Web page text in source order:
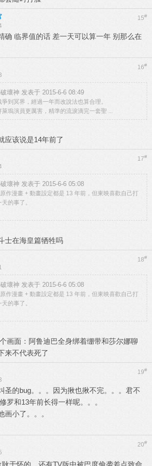
15#
确 临界值的话 差一天可以算一年 别那么在
16#
壞神 发表于 2015-6-6 08:49
到冥界，經過一年而改說法也算合理。
塢演員更厲害，精準的流淚滴完一套聖 ...
应该说是14年前了
17#
壞神 发表于 2015-6-6 05:08
作漫畫 + 動畫設定都是 13 年前，但東映喜歡自己打
的事了。
士在海皇篇牺牲吗
18#
壞神 发表于 2015-6-6 05:08
作漫畫 + 動畫設定都是 13 年前，但東映喜歡自己打
的事了。
画面：阿鲁迪巴全身绑着绷带和莎尔娜聊
来不代表死了
19#
圣的bug。。。因为揪也揪不完。。。君不
罗和13年前长得一样呢。。。
画小了。。。
20#
于怀的，还有TV版中被巴度偷袭差点致命